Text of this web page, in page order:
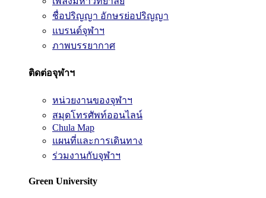
ชื่อปริญญา อักษรย่อปริญญา
แบรนด์จุฬาฯ
ภาพบรรยากาศ
ติดต่อจุฬาฯ
หน่วยงานของจุฬาฯ
สมุดโทรศัพท์ออนไลน์
Chula Map
แผนที่และการเดินทาง
ร่วมงานกับจุฬาฯ
Green University